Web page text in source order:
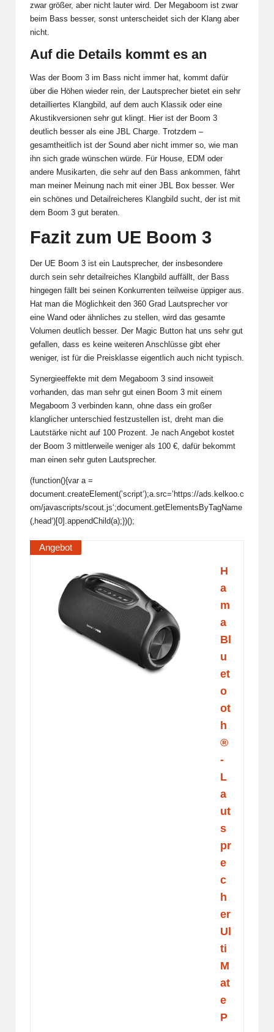
zwar größer, aber nicht lauter wird. Der Megaboom ist zwar
beim Bass besser, sonst unterscheidet sich der Klang aber
nicht.
Auf die Details kommt es an
Was der Boom 3 im Bass nicht immer hat, kommt dafür
über die Höhen wieder rein, der Lautsprecher bietet ein sehr
detailliertes Klangbild, auf dem auch Klassik oder eine
Akustikversionen sehr gut klingt. Hier ist der Boom 3
deutlich besser als eine JBL Charge. Trotzdem –
gesamtheitlich ist der Sound aber nicht immer so, wie man
ihn sich grade wünschen würde. Für House, EDM oder
andere Musikarten, die sehr auf den Bass ankommen, fährt
man meiner Meinung nach mit einer JBL Box besser. Wer
ein schönes und Detailreicheres Klangbild sucht, der ist mit
dem Boom 3 gut beraten.
Fazit zum UE Boom 3
Der UE Boom 3 ist ein Lautsprecher, der insbesondere
durch sein sehr detailreiches Klangbild auffällt, der Bass
hingegen fällt bei seinen Konkurrenten teilweise üppiger aus.
Hat man die Möglichkeit den 360 Grad Lautsprecher vor
eine Wand oder ähnliches zu stellen, wird das gesamte
Volumen deutlich besser. Der Magic Button hat uns sehr gut
gefallen, dass es keine weiteren Anschlüsse gibt eher
weniger, ist für die Preisklasse eigentlich auch nicht typisch.
Synergieeffekte mit dem Megaboom 3 sind insoweit
vorhanden, das man sehr gut einen Boom 3 mit einem
Megaboom 3 verbinden kann, ohne dass ein großer
klanglicher unterschied festzustellen ist, dreht man die
Lautstärke nicht auf 100 Prozent. Je nach Angebot kostet
der Boom 3 mittlerweile weniger als 100 €, dafür bekommt
man einen sehr guten Lautsprecher.
(function(){var a =
document.createElement(’script‘);a.src=’https://ads.kelkoo.c
om/javascripts/scout.js‘;document.getElementsByTagName
(‚head‘)[0].appendChild(a);})();
Angebot
H
a
m
a
Bl
u
et
o
ot
h
®
-
L
a
ut
s
pr
e
c
h
er
Ul
ti
M
at
e
P